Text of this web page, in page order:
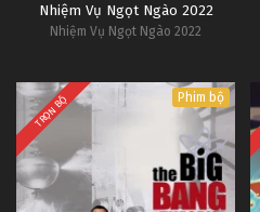
Nhiệm Vụ Ngọt Ngào 2022
Nhiệm Vụ Ngọt Ngào 2022
TRỌN BỘ Phim bộ